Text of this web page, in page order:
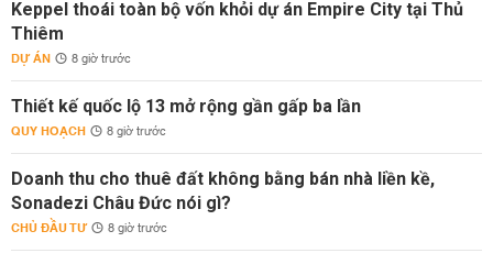
Keppel thoái toàn bộ vốn khỏi dự án Empire City tại Thủ
Thiêm
DỰ ÁN 8 giờ trước
Thiết kế quốc lộ 13 mở rộng gần gấp ba lần
QUY HOẠCH 8 giờ trước
Doanh thu cho thuê đất không bằng bán nhà liền kề,
Sonadezi Châu Đức nói gì?
CHỦ ĐẦU TƯ 8 giờ trước